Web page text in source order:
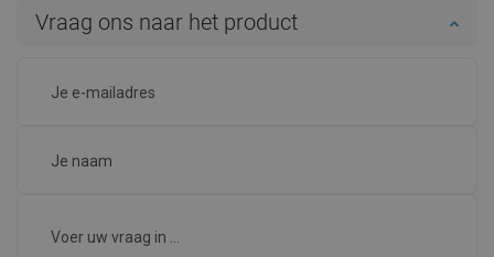
Vraag ons naar het product